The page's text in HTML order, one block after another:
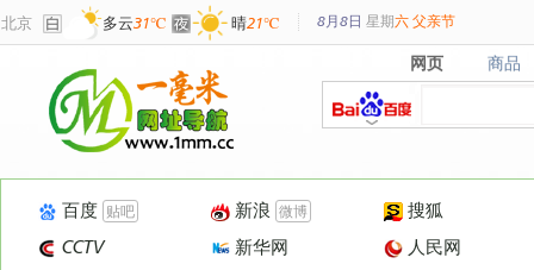
北京 多云31℃ 晴21℃ 8月8日 星期六 父亲节
网页
网页 商品
商品
百度 贴吧 新浪 微博
搜狐
CCTV
新华网
人民网